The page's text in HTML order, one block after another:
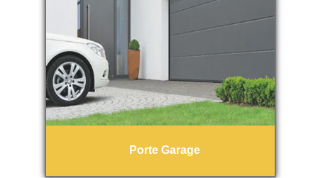
Porte Garage